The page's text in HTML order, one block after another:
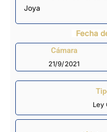
Joya
Fecha
Cámara
21/9/2021
Ley